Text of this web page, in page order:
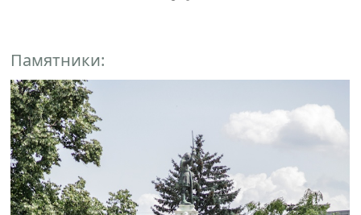
Памятники: